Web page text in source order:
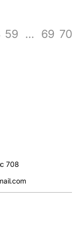
59 ... 69 70
708